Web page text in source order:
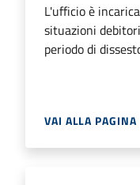
L'ufficio è
situazioni
periodo di
VAI ALLA PAGINA